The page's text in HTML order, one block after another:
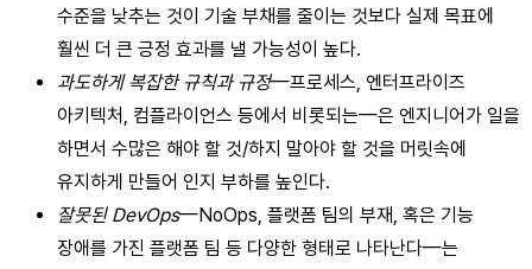
수준을 낮추는 것이 기술 부채를 줄이는 것보다 실제 목표에
훨씬 더 큰 긍정 효과를 낼 가능성이 높다.
과도하게 복잡한 규칙과 규정—프로세스, 엔터프라이즈
아키텍처, 컴플라이언스 등에서 비롯되는—은 엔지니어가 일을
하면서 수많은 해야 할 것/하지 말아야 할 것을 머릿속에
유지하게 만들어 인지 부하를 높인다.
잘못된 DevOps—NoOps, 플랫폼 팀의 부재, 혹은 기능
장애를 가진 플랫폼 팀 등 다양한 형태로 나타난다—는